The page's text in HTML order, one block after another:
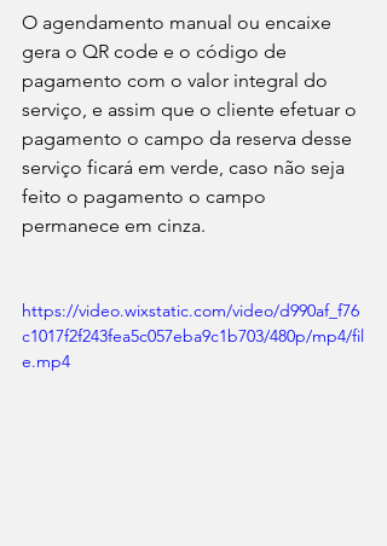
O agendamento manual ou encaixe
gera o QR code e o código de
pagamento com o valor integral do
serviço, e assim que o cliente efetuar o
pagamento o campo da reserva desse
serviço ficará em verde, caso não seja
feito o pagamento o campo
permanece em cinza.
https://video.wixstatic.com/video/d990af_f76
c1017f2f243fea5c057eba9c1b703/480p/mp4/fil
e.mp4